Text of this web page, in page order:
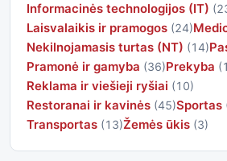
Informacinės technologijos (IT)
Laisvalaikis ir pramogos (24)
Nekilnojamasis turtas (NT) (14)
Pramonė ir gamyba (36)Prekyba
Reklama ir viešieji ryšiai (10)
Restoranai ir kavinės (45)Sportas
Transportas (13)Žemės ūkis (3)